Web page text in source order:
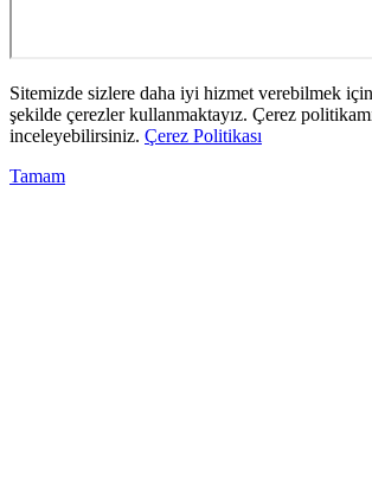
Sitemizde sizlere daha iyi hizmet verebilmek
şekilde çerezler kullanmaktayız. Çerez
inceleyebilirsiniz. Çerez Politikası
Tamam